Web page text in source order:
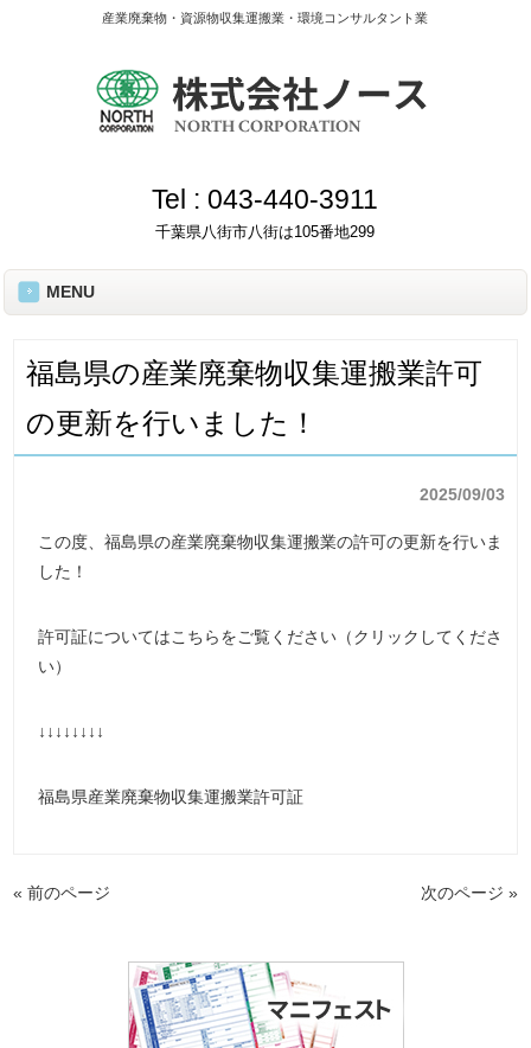
産業廃棄物・資源物収集運搬業・環境コンサルタント業
Tel : 043-440-3911
千葉県八街市八街は105番地299
MENU
福島県の産業廃棄物収集運搬業許可
の更新を行いました！
2025/09/03
この度、福島県の産業廃棄物収集運搬業の許可の更新を行いま
した！
許可証についてはこちらをご覧ください（クリックしてくださ
い）
↓↓↓↓↓↓↓↓
福島県産業廃棄物収集運搬業許可証
« 前のページ 次のページ »